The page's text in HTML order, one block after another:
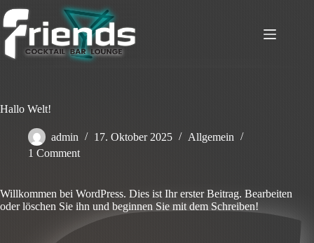
to
content
Hallo Welt!
admin 17. Oktober 2025
Allgemein
1 Comment
Willkommen bei WordPress. Dies ist Ihr erster Beitrag. Bearbeiten
oder löschen Sie ihn und beginnen Sie mit dem Schreiben!